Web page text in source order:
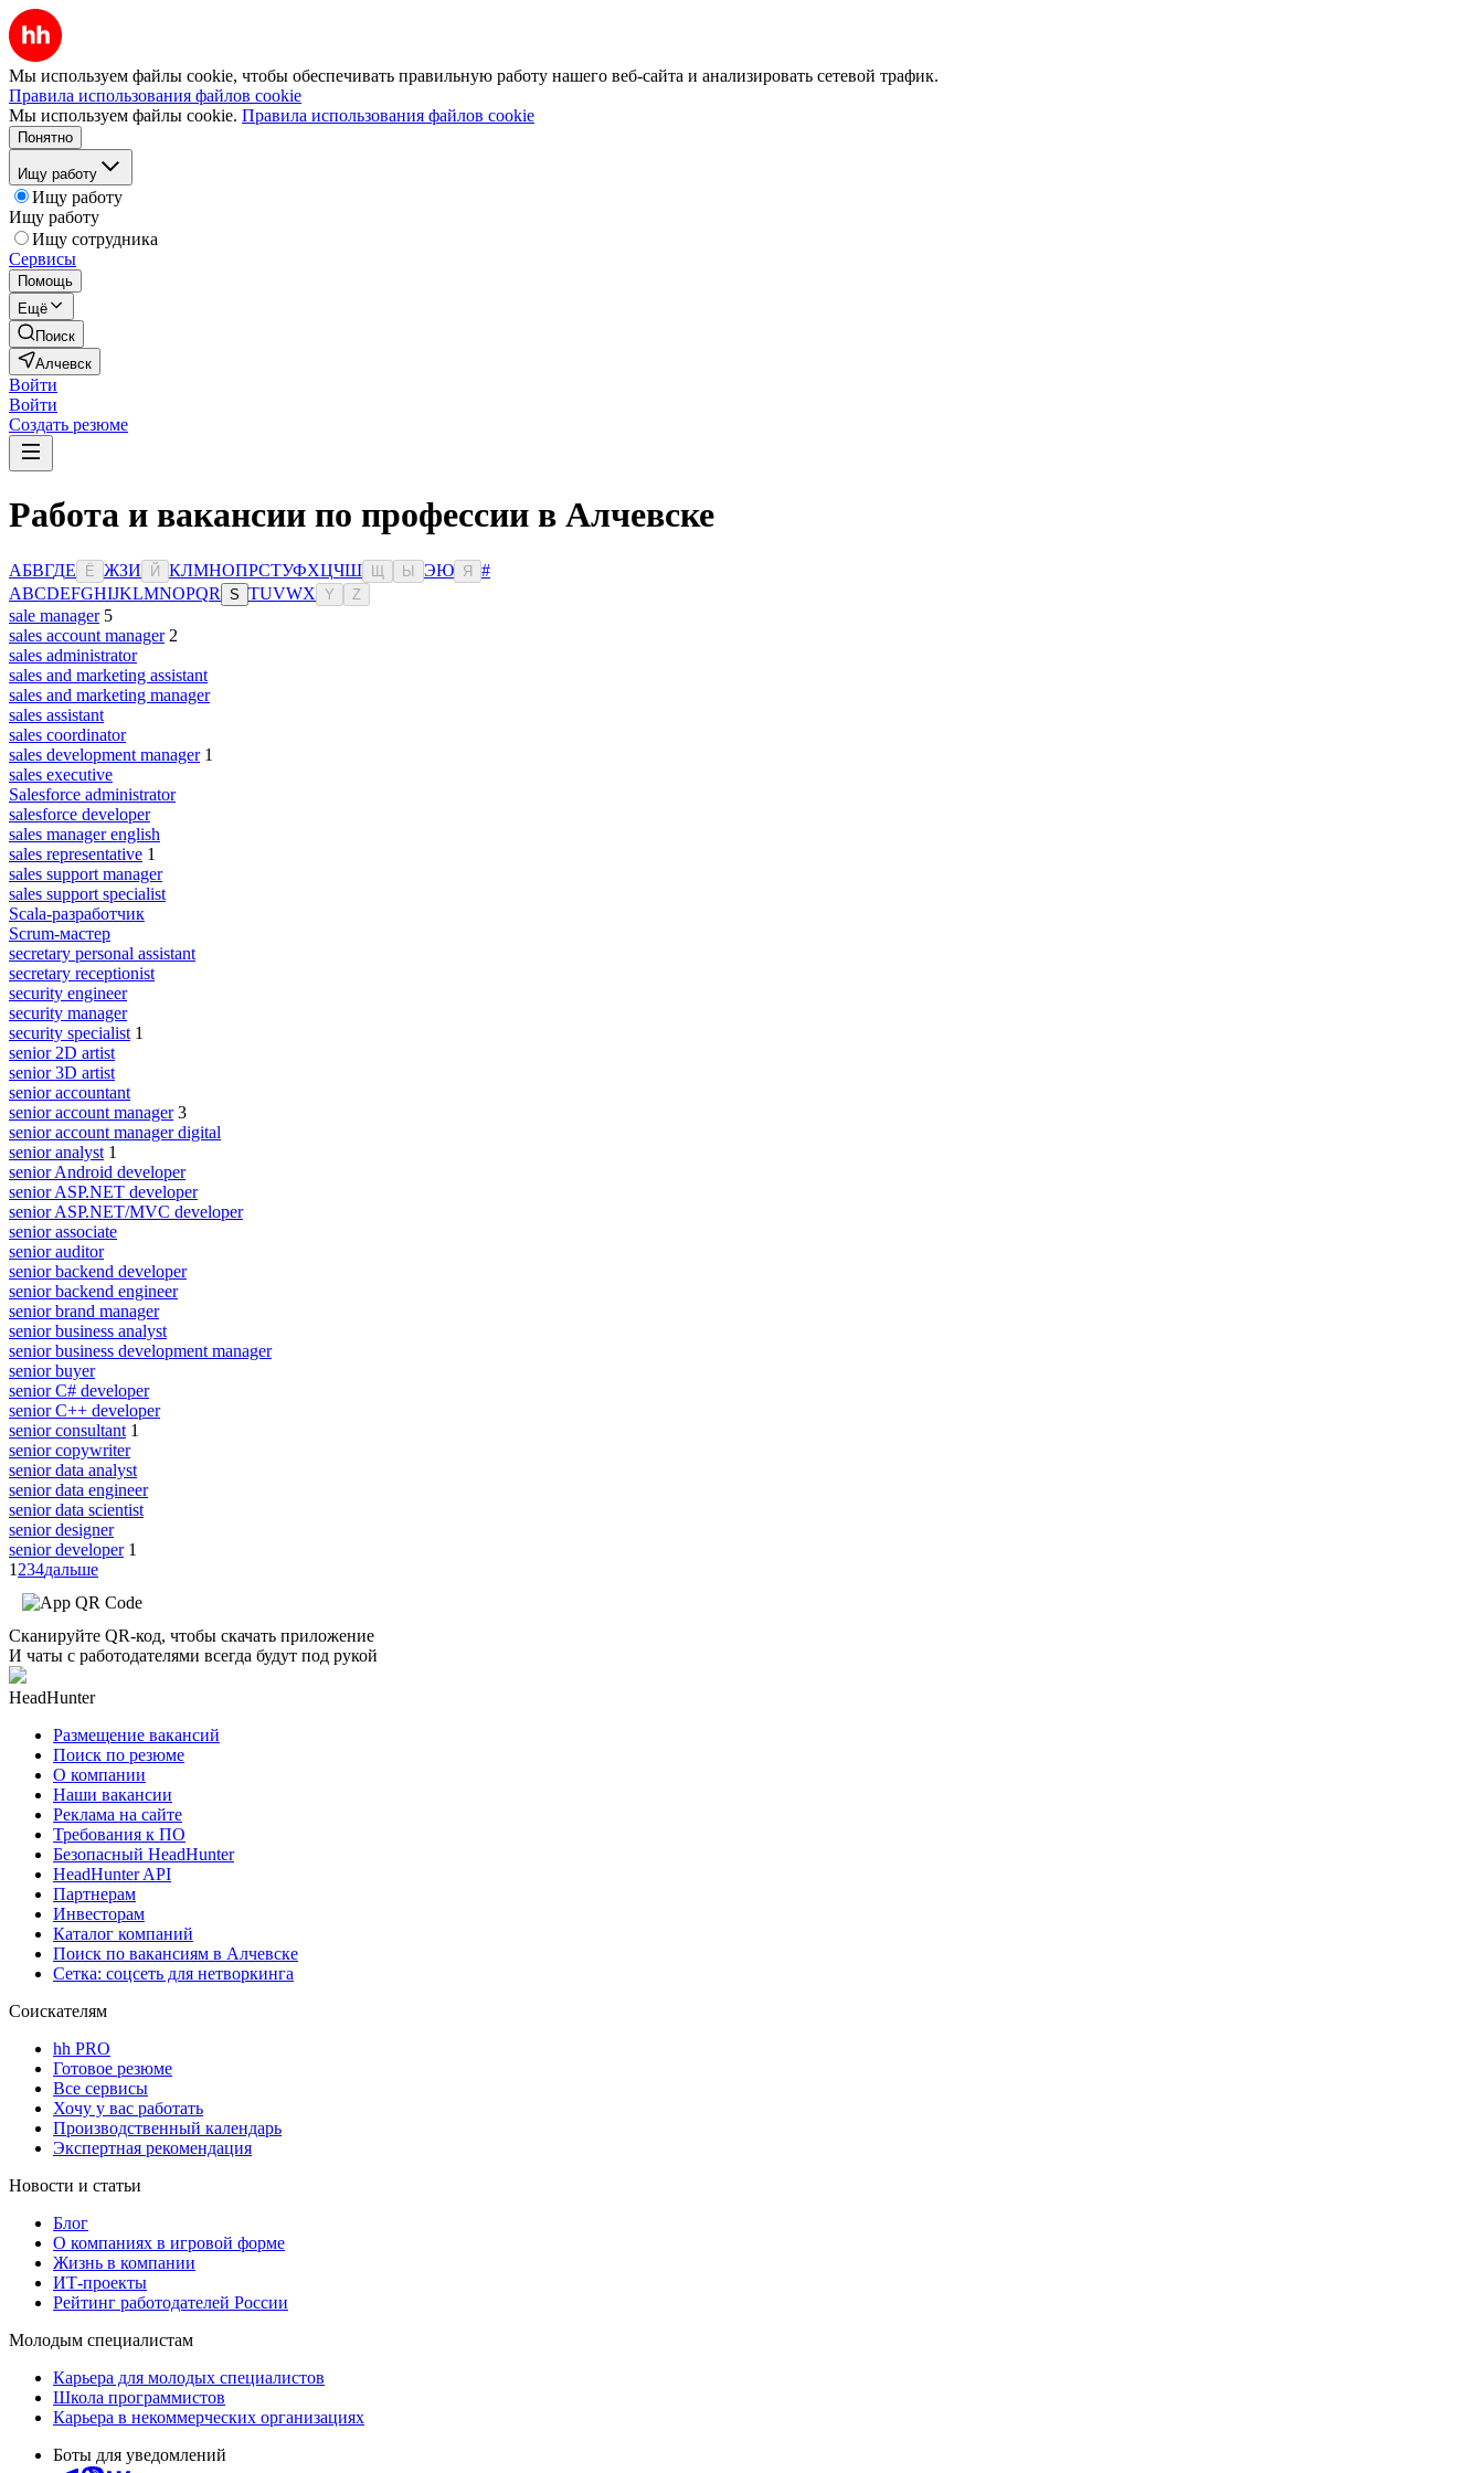
Мы используем файлы cookie, чтобы обеспечивать правильную работу нашего веб-сайта и анализировать сетевой трафик.
Правила использования файлов cookie
Мы используем файлы cookie. Правила использования файлов cookie
Понятно
Ищу работу
Ищу работу
Ищу работу
Ищу сотрудника
Сервисы
Помощь
Ещё
Поиск
Алчевск
Войти
Войти
Создать резюме
Работа и вакансии по профессии в Алчевске
АБВГДЕ Ё ЖЗИ Й КЛМНОПРСТУФХЦЧШ Ы ЭЮ Я
#
ABCDEFGHIJKLMNOPQR S TUVWX Y Z
sale manager 5
sales account manager 2
sales administrator
sales and marketing assistant
sales and marketing manager
sales assistant
sales coordinator
sales development manager 1
sales executive
Salesforce administrator
salesforce developer
sales manager english
sales representative 1
sales support manager
sales support specialist
Scala-разработчик
Scrum-мастер
secretary personal assistant
secretary receptionist
security engineer
security manager
security specialist 1
senior 2D artist
senior 3D artist
senior accountant
senior account manager 3
senior account manager digital
senior analyst 1
senior Android developer
senior ASP.NET developer
senior ASP.NET/MVC developer
senior associate
senior auditor
senior backend developer
senior backend engineer
senior brand manager
senior business analyst
senior business development manager
senior buyer
senior C# developer
senior C++ developer
senior consultant 1
senior copywriter
senior data analyst
senior data engineer
senior data scientist
senior designer
senior developer 1
1 234дальше
Сканируйте QR-код, чтобы скачать приложение
И чаты с работодателями всегда будут под рукой
HeadHunter
Размещение вакансий
Поиск по резюме
О компании
Наши вакансии
Реклама на сайте
Требования к ПО
Безопасный HeadHunter
HeadHunter API
Партнерам
Инвесторам
Каталог компаний
Поиск по вакансиям в Алчевске
Сетка: соцсеть для нетворкинга
Соискателям
hh PRO
Готовое резюме
Все сервисы
Хочу у вас работать
Производственный календарь
Экспертная рекомендация
Новости и статьи
Блог
О компаниях в игровой форме
Жизнь в компании
ИТ-проекты
Рейтинг работодателей России
Молодым специалистам
Карьера для молодых специалистов
Школа программистов
Карьера в некоммерческих организациях
Боты для уведомлений